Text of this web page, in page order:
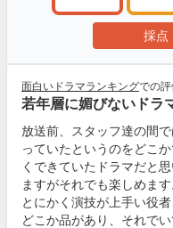
採点
面白いドラマランキングでの評
若年層に媚びないドラ
放送前、スタッフ達の間
っていたというのをどこ
くできていたドラマだと
ますがそれでも楽しめます
とにかく演技が上手い役
どこか品があり、それで